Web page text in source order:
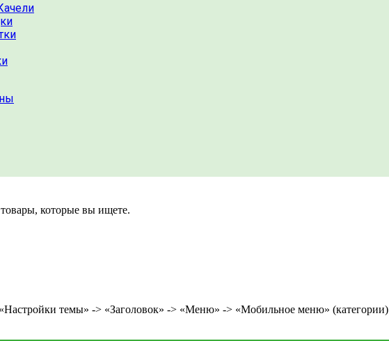
которые вы ищете.
темы» -> «Заголовок» -> «Меню» -> «Мобильное меню» (категории)